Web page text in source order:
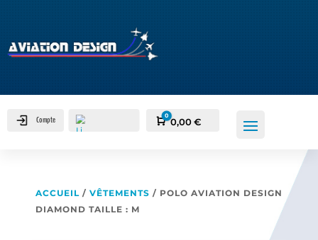
Compte Panier
0
0,00€
ACCUEIL / VÊTEMENTS / POLO AVIATION DESIGN
DIAMOND TAILLE : M